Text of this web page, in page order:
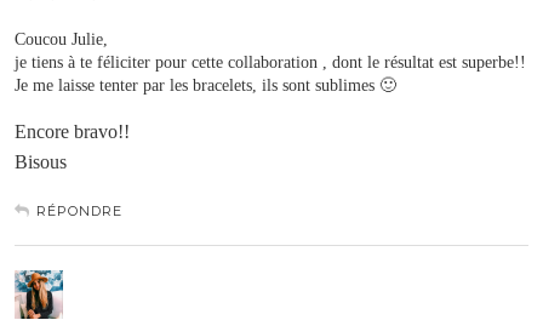
Coucou Julie,
je tiens à te féliciter pour cette collaboration , dont le résultat est superbe!!
Je me laisse tenter par les bracelets, ils sont sublimes 🙂
Encore bravo!!
Bisous
RÉPONDRE